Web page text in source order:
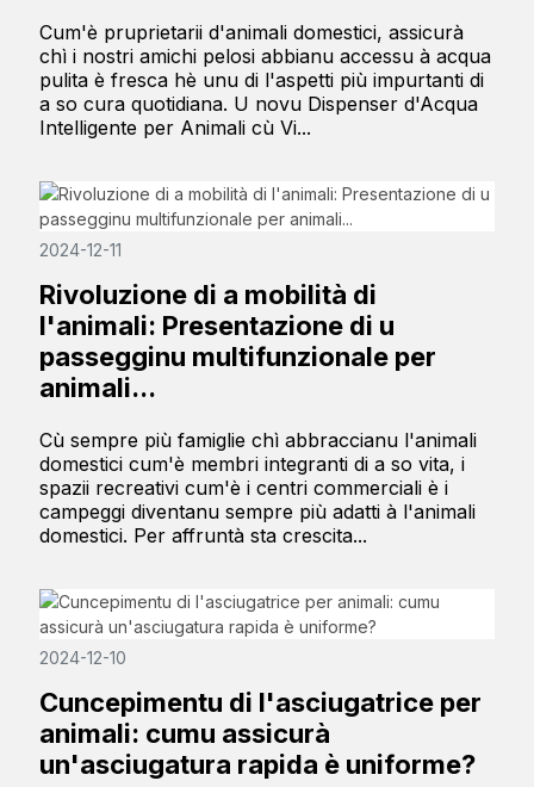
Cum'è pruprietarii d'animali domestici, assicurà
chì i nostri amichi pelosi abbianu accessu à acqua
pulita è fresca hè unu di l'aspetti più impurtanti di
a so cura quotidiana. U novu Dispenser d'Acqua
Intelligente per Animali cù Vi...
2024-12-11
Rivoluzione di a mobilità di
l'animali: Presentazione di u
passegginu multifunzionale per
animali...
Cù sempre più famiglie chì abbraccianu l'animali
domestici cum'è membri integranti di a so vita, i
spazii recreativi cum'è i centri commerciali è i
campeggi diventanu sempre più adatti à l'animali
domestici. Per affruntà sta crescita...
2024-12-10
Cuncepimentu di l'asciugatrice per
animali: cumu assicurà
un'asciugatura rapida è uniforme?